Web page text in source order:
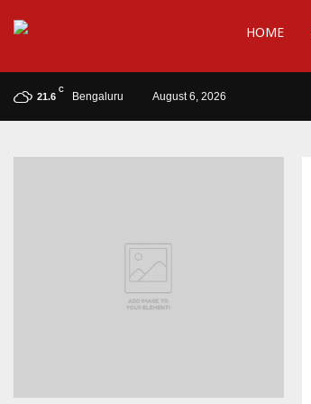
HOME
21.6
C
Bengaluru August 6, 2026